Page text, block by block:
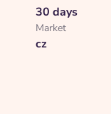
30 days
Market
cz